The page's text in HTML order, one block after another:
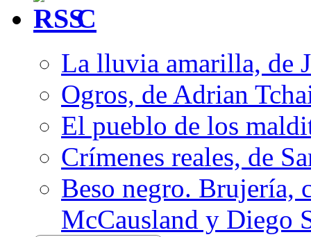
C
La lluvia amarilla, de
Ogros, de Adrian
El pueblo de los
Crímenes reales, de
Beso negro. Brujería,
McCausland y Diego